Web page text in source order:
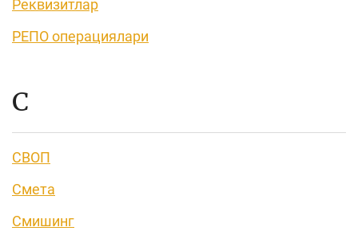
Реквизитлар
РЕПО операциялари
С
СВОП
Смета
Смишинг